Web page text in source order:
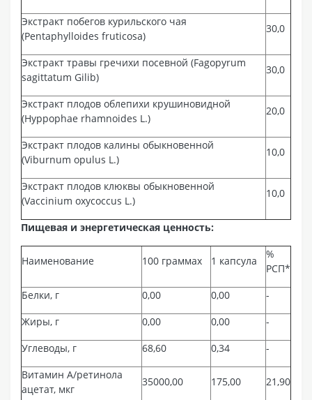
Экстракт побегов курильского чая
(Pentaphylloides fruticosa)
30,0
Экстракт травы гречихи посевной (Fagopyrum
sagittatum Gilib)
30,0
Экстракт плодов облепихи крушиновидной
(Hyppophae rhamnoides L.)
20,0
Экстракт плодов калины обыкновенной
(Viburnum opulus L.)
10,0
Экстракт плодов клюквы обыкновенной
(Vaccinium oxycoccus L.)
10,0
Пищевая и энергетическая ценность:
Наименование 100 граммах 1 капсула
%
РСП*
Белки, г
0,00 0,00
-
Жиры, г
0,00 0,00
-
Углеводы, г
68,60 0,34
-
Витамин А/ретинола
ацетат, мкг
35000,00 175,00 21,90